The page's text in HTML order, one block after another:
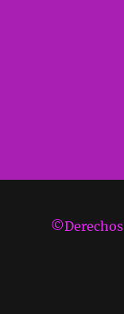
©Derechos